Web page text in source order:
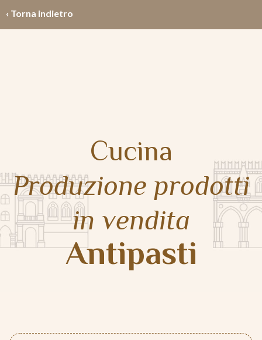
‹ Torna indietro
Cucina
Produzione prodotti
in vendita
Antipasti